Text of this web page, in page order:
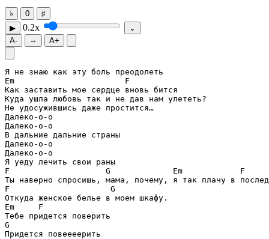
♭ 0
♯
▶
0.2x
⌄
A-
⇔ A+
Em
F
Как заставить мое сердце вновь бится
Куда ушла любовь так и не дав нам улететь?
Не удосужившись даже простится…
Далеко-о-о
Далеко-о-о
В дальние дальние страны
Далеко-о-о
Далеко-о-о
F
G Em
F
F
G
Em
F
G
Придется повеееерить